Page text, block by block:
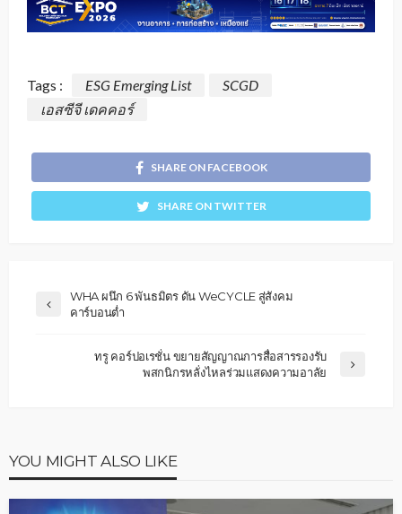
Tags : ESG Emerging List
SCGD
เอสซีจี เดคคอร์
SHARE ON FACEBOOK
SHARE ON TWITTER
WHA ผนึก 6 พันธมิตร ดัน WeCYCLE สู่สังคม
คาร์บอนต่ำ
ทรู คอร์ปอเรชั่น ขยายสัญญาณการสื่อสารรองรับ
พสกนิกรหลั่งไหลร่วมแสดงความอาลัย
YOU MIGHT ALSO LIKE